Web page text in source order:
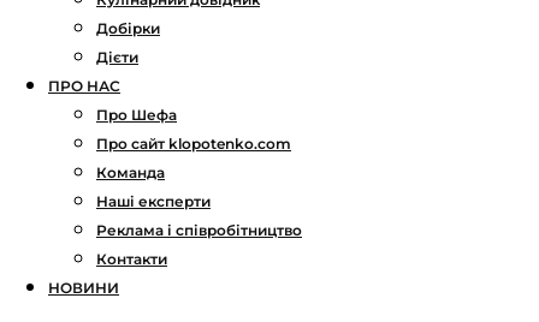
Добірки
Дієти
ПРО НАС
Про Шефа
Про сайт klopotenko.com
Команда
Наші експерти
Реклама і співробітництво
Контакти
НОВИНИ